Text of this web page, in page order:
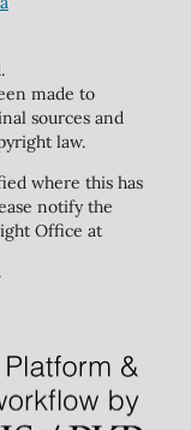
made to
sources and
law.
where this has
notify the
Office at